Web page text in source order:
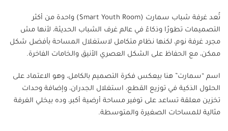
تُعد غرفة شباب سمارت (Smart Youth Room) واحدة من أكثر
التصميمات تطورًا وذكاءً في عالم غرف الشباب الحديثة، لأنها مش
مجرد غرفة نوم، لكنها نظام متكامل لاستغلال المساحة بأفضل شكل
ممكن، مع الحفاظ على الشكل العصري الأنيق والخامات الفاخرة.
اسم “سمارت” هنا بيعكس فكرة التصميم بالكامل، وهو الاعتماد على
الحلول الذكية في توزيع القطع، استغلال الجدران، وإضافة وحدات
تخزين معلقة تساعد على توفير مساحة أرضية أكبر، وده بيخلي الغرفة
مثالية للمساحات الصغيرة والمتوسطة.